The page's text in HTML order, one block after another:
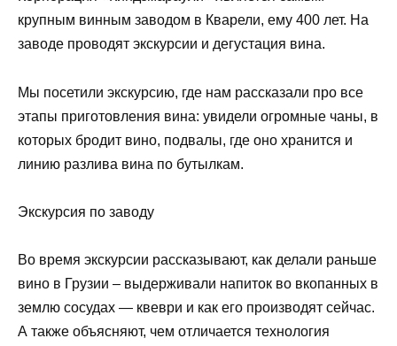
крупным винным заводом в Кварели, ему 400 лет. На
заводе проводят экскурсии и дегустация вина.
Мы посетили экскурсию, где нам рассказали про все
этапы приготовления вина: увидели огромные чаны, в
которых бродит вино, подвалы, где оно хранится и
линию разлива вина по бутылкам.
Экскурсия по заводу
Во время экскурсии рассказывают, как делали раньше
вино в Грузии – выдерживали напиток во вкопанных в
землю сосудах — квеври и как его производят сейчас.
А также объясняют, чем отличается технология